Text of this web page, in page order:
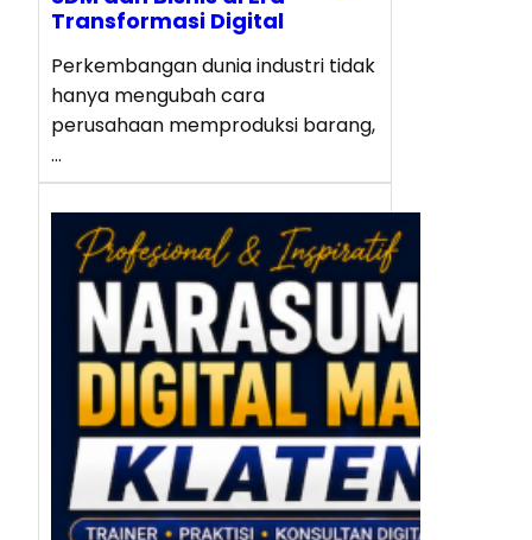
Transformasi Digital
Perkembangan dunia industri tidak
hanya mengubah cara
perusahaan memproduksi barang,
…